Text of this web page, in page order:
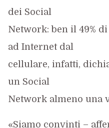
dei Social
Network: ben il 49%
ad Internet dal
cellulare, infatti,
un Social
Network almeno una
«Siamo convinti –